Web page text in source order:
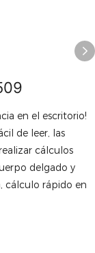
en el escritorio!
de leer, las
cálculos
delgado y
cálculo rápido en